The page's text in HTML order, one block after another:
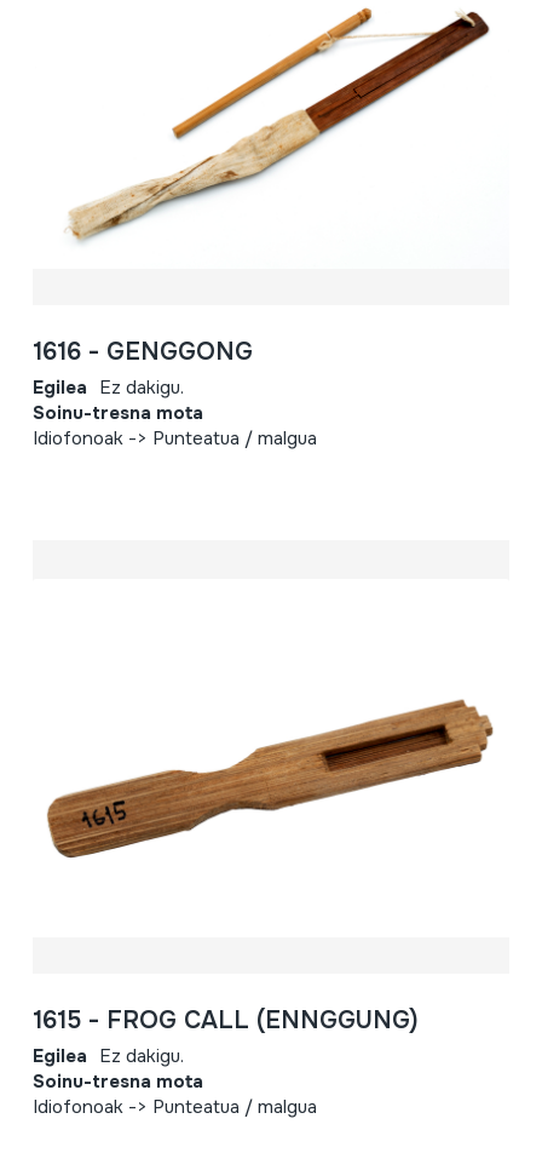
1616 - GENGGONG
Egilea Ez dakigu.
Soinu-tresna mota
Idiofonoak -> Punteatua / malgua
1615 - FROG CALL (ENNGGUNG)
Egilea Ez dakigu.
Soinu-tresna mota
Idiofonoak -> Punteatua / malgua